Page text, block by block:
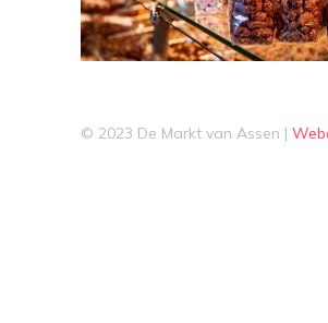
© 2023 De Markt van Assen |